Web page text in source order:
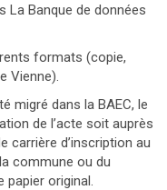
La Banque de données
formats (copie,
Vienne).
migré dans la BAEC, le
de l’acte soit auprès
carrière d’inscription au
commune ou du
papier original.